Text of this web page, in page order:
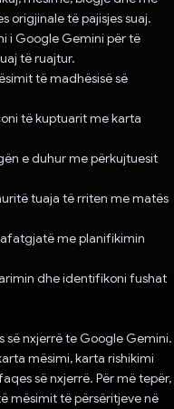
origjinale të pajisjes suaj.
i Google Gemini për të
të ruajtur.
të madhësisë së
të kuptuarit me karta
e duhur me përkujtuesit
tuaja të rriten me matës
me planifikimin
dhe identifikoni fushat
nxjerrë te Google Gemini.
mësimi, karta rishikimi
së nxjerrë. Për më tepër,
mësimit të përsëritjeve në